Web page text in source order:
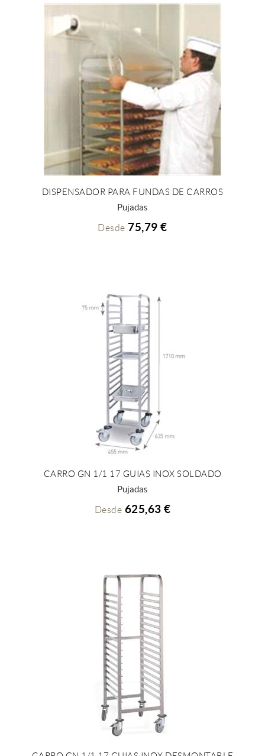
+ INFO
DISPENSADOR PARA FUNDAS DE CARROS
Pujadas
Desde 75,79 €
+ INFO
CARRO GN 1/1 17 GUIAS INOX SOLDADO
Pujadas
Desde 625,63 €